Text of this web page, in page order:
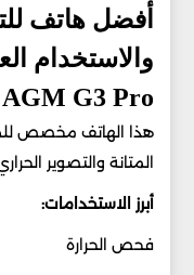
أفضل هاتف
والاستخدام
AGM G3 Pro
هذا الهاتف مخصص
المتانة والتصوير
أبرز الاستخدامات:
فحص الحرارة